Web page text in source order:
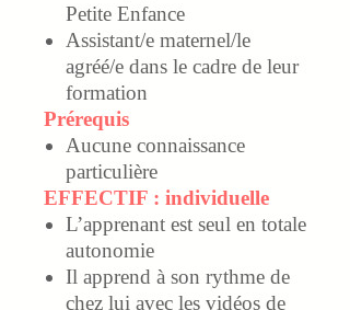
Petite Enfance
Assistant/e maternel/le
agréé/e dans le cadre de leur
formation
Prérequis
Aucune connaissance
particulière
EFFECTIF : individuelle
L’apprenant est seul en totale
autonomie
Il apprend à son rythme de
chez lui avec les vidéos de